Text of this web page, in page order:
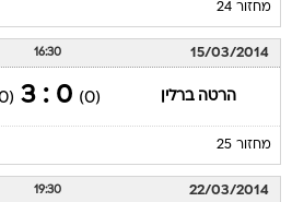
מחזור 24
15/03/2014
16:30
הרטה ברלין (0)
0 : 3
(0)
מחזור 25
22/03/2014
19:30